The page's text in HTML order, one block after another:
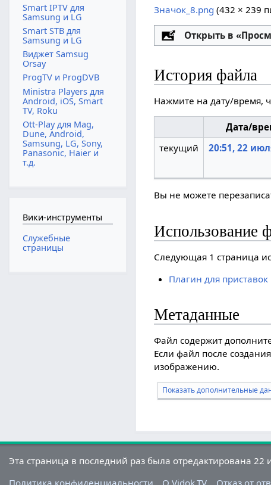
Значок_8.png ‎(432 × 239
Открыть в
История файла
Нажмите на дату/время,
Дата/
текущий
20:51, 22
Вы не можете
Использование
Следующая 1 страница
Плагин для приставок
Метаданные
Файл содержит
Если файл после
изображению.
Показать дополнительные
Smart IPTV для
Samsung и LG
Smart STB для
Samsung и LG
Виджет Samsug
Orsay
ProgTV и ProgDVB
Ministra Players для
Android, iOS, Smart
TV, Roku
Ott-Play для Mag,
Dune, Android,
Samsung, LG, Sony,
Panasonic, Haier и
т.д.
Вики-инструменты
Служебные
страницы
Эта страница в последний раз была отредактирована 22
Политика конфиденциальности
О Vidok.TV Отказ от